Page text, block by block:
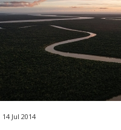
14 Jul 2014